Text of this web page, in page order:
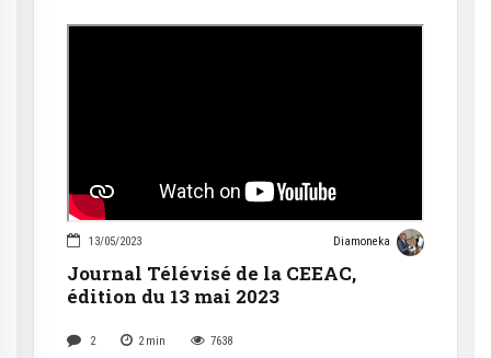
13/05/2023 Diamoneka
Journal Télévisé de la CEEAC,
édition du 13 mai 2023
2 2 min 7638